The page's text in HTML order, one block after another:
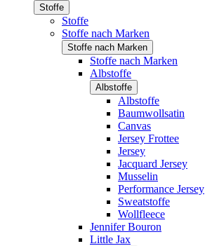
Stoffe
Stoffe
Stoffe nach Marken
Stoffe nach Marken
Stoffe nach Marken
Albstoffe
Albstoffe
Albstoffe
Baumwollsatin
Canvas
Jersey Frottee
Jersey
Jacquard Jersey
Musselin
Performance Jersey
Sweatstoffe
Wollfleece
Jennifer Bouron
Little Jax